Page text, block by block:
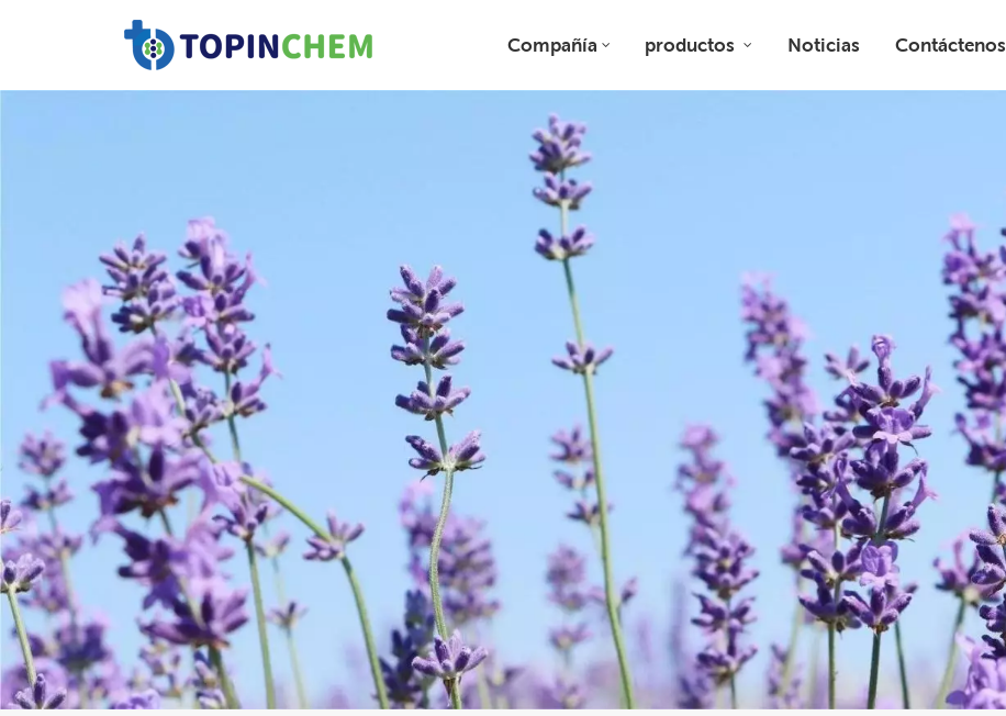
Compañía productos Noticias Contáctenos